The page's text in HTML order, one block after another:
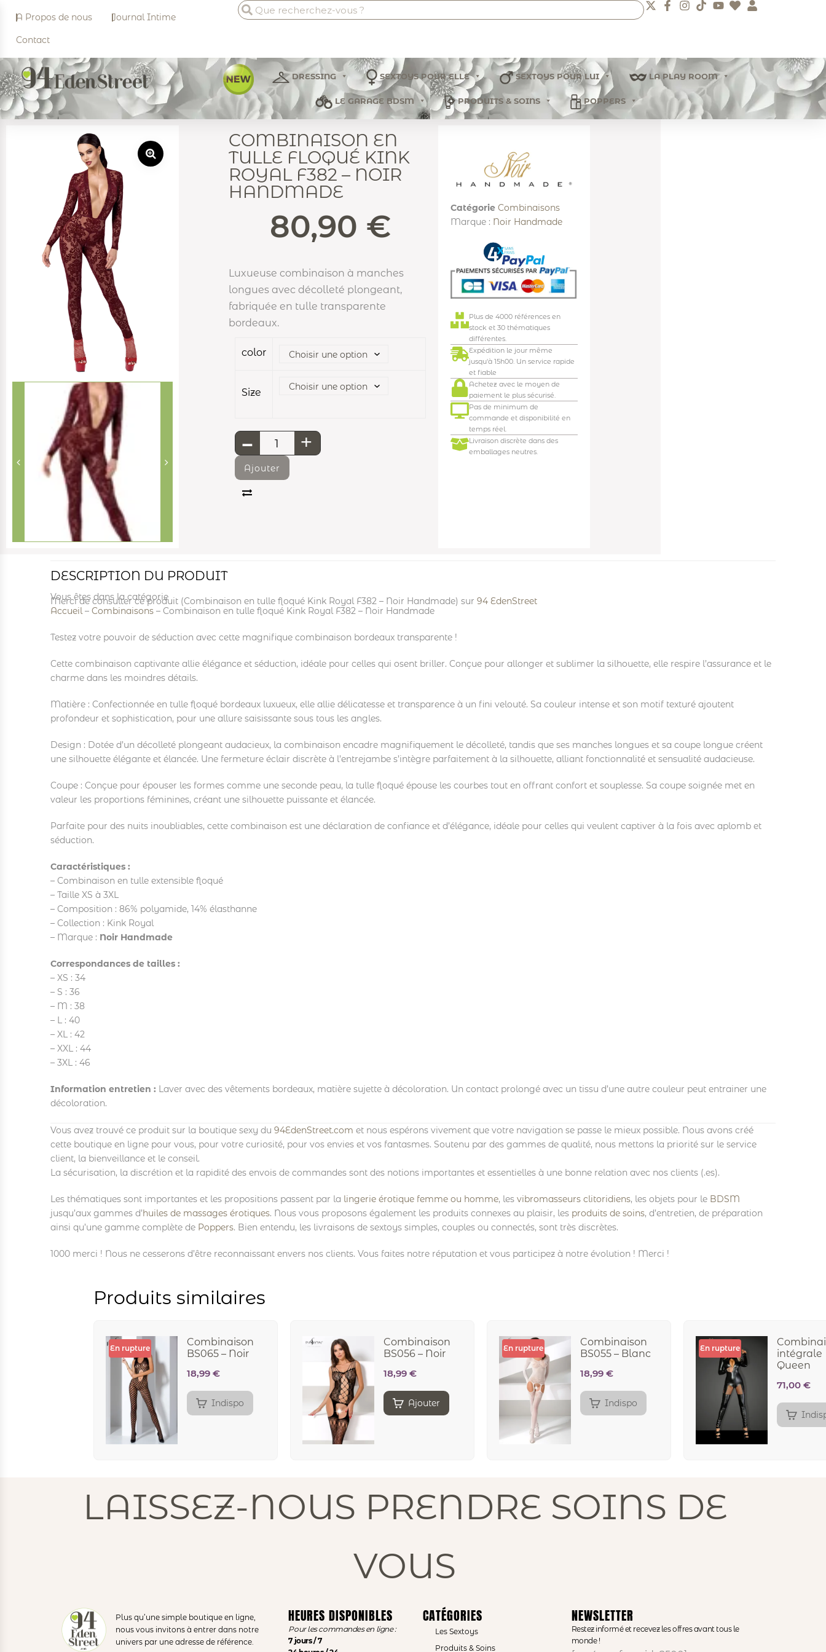
A Propos de nous Journal Intime
Contact
DRESSING SEXTOYS POUR ELLE SEXTOYS POUR LUI LA PLAY ROOM
LE GARAGE BDSM PRODUITS & SOINS POPPERS
COMBINAISON EN
TULLE FLOQUÉ KINK
ROYAL F382 – NOIR
HANDMADE
80,90 €
Luxueuse combinaison à manches
longues avec décolleté plongeant,
fabriquée en tulle transparente
bordeaux.
color
Size
- +
Ajouter
Catégorie Combinaisons
Marque : Noir Handmade
Plus de 4000 références en
stock et 30 thématiques
différentes.
Expédition le jour même
jusqu'à 15h00. Un service rapide
et fiable
Achetez avec le moyen de
paiement le plus sécurisé.
Pas de minimum de
commande et disponibilité en
temps réel.
Livraison discrète dans des
emballages neutres.
DESCRIPTION DU PRODUIT
Merci de consulter ce produit (Combinaison en tulle floqué Kink Royal F382 – Noir Handmade) sur 94 EdenStreet
Vous êtes dans la catégorie
Accueil– Combinaisons – Combinaison en tulle floqué Kink Royal F382 – Noir Handmade
Testez votre pouvoir de séduction avec cette magnifique combinaison bordeaux transparente !
Cette combinaison captivante allie élégance et séduction, idéale pour celles qui osent briller. Conçue pour allonger et sublimer la silhouette, elle respire l’assurance et le
charme dans les moindres détails.
Matière : Confectionnée en tulle floqué bordeaux luxueux, elle allie délicatesse et transparence à un fini velouté. Sa couleur intense et son motif texturé ajoutent
profondeur et sophistication, pour une allure saisissante sous tous les angles.
Design : Dotée d’un décolleté plongeant audacieux, la combinaison encadre magnifiquement le décolleté, tandis que ses manches longues et sa coupe longue créent
une silhouette élégante et élancée. Une fermeture éclair discrète à l’entrejambe s’intègre parfaitement à la silhouette, alliant fonctionnalité et sensualité audacieuse.
Coupe : Conçue pour épouser les formes comme une seconde peau, la tulle floqué épouse les courbes tout en offrant confort et souplesse. Sa coupe soignée met en
valeur les proportions féminines, créant une silhouette puissante et élancée.
Parfaite pour des nuits inoubliables, cette combinaison est une déclaration de confiance et d’élégance, idéale pour celles qui veulent captiver à la fois avec aplomb et
séduction.
Caractéristiques :
– Combinaison en tulle extensible floqué
– Taille XS à 3XL
– Composition : 86% polyamide, 14% élasthanne
– Collection : Kink Royal
– Marque : Noir Handmade
Correspondances de tailles :
– XS : 34
– S : 36
– M : 38
– L : 40
– XL : 42
– XXL : 44
– 3XL : 46
Information entretien : Laver avec des vêtements bordeaux, matière sujette à décoloration. Un contact prolongé avec un tissu d’une autre couleur peut entrainer une
décoloration.
Vous avez trouvé ce produit sur la boutique sexy du 94EdenStreet.com et nous espérons vivement que votre navigation se passe le mieux possible. Nous avons créé
cette boutique en ligne pour vous, pour votre curiosité, pour vos envies et vos fantasmes. Soutenu par des gammes de qualité, nous mettons la priorité sur le service
client, la bienveillance et le conseil.
La sécurisation, la discrétion et la rapidité des envois de commandes sont des notions importantes et essentielles à une bonne relation avec nos clients (.es).
Les thématiques sont importantes et les propositions passent par la lingerie érotique femme ou homme, les vibromasseurs clitoridiens, les objets pour le BDSM
jusqu’aux gammes d’huiles de massages érotiques. Nous vous proposons également les produits connexes au plaisir, les produits de soins, d’entretien, de préparation
ainsi qu’une gamme complète de Poppers. Bien entendu, les livraisons de sextoys simples, couples ou connectés, sont très discrètes.
1000 merci ! Nous ne cesserons d’être reconnaissant envers nos clients. Vous faites notre réputation et vous participez à notre évolution ! Merci !
Produits similaires
En rupture
Combinaison
BS065 – Noir
18,99€
Indispo
Combinaison
BS056 – Noir
18,99€
Ajouter
En rupture
Combinaison
BS055 – Blanc
18,99€
Indispo
En rupture
intégrale
Queen
71,00€
LAISSEZ-NOUS PRENDRE SOINS DE
VOUS
Plus qu’une simple boutique en ligne,
nous vous invitons à entrer dans notre
univers par une adresse de référence.
HEURES DISPONIBLES
Pour les commandes en ligne :
7 jours / 7
CATÉGORIES
Les Sextoys
Produits & Soins
NEWSLETTER
Restez informé et recevez les offres avant tous le
monde !